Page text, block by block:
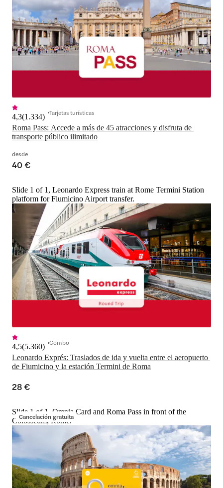
Roma Pass: Accede a más de 45 atracciones y disfruta de
transporte público ilimitado
4,3(1.334) Tarjetas turísticas
desde
40 €
Slide 1 of 1, Leonardo Express train at Rome Termini Station
platform for Fiumicino Airport transfer.
Leonardo Exprés: Traslados de ida y vuelta entre el aeropuerto
de Fiumicino y la estación Termini de Roma
4,5(5.360) Combo
28 €
Cancelación gratuita
Slide 1 of 1, Omnia Card and Roma Pass in front of the
Colosseum, Rome.